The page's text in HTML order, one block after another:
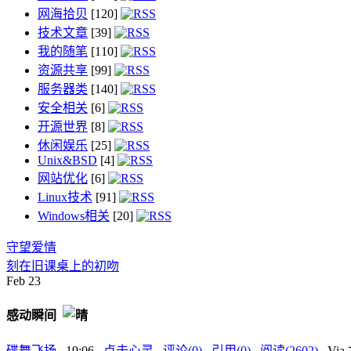
网海拾贝 [120]
技术文章 [39]
我的随笔 [110]
资源共享 [99]
服务器类 [140]
安全相关 [6]
开源世界 [8]
休闲娱乐 [25]
Unix&BSD [4]
网站优化 [6]
Linux技术 [91]
Windows相关 [20]
守望爱情
刻在旧课桌上的初吻
Feb 23
感动瞬间